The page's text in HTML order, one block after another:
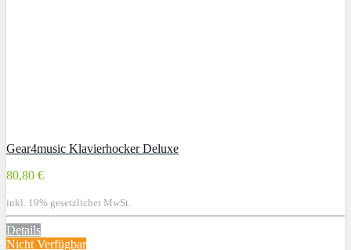
Gear4music Klavierhocker Deluxe
80,80 €
inkl. 19% gesetzlicher MwSt.
Details
Nicht Verfügbar